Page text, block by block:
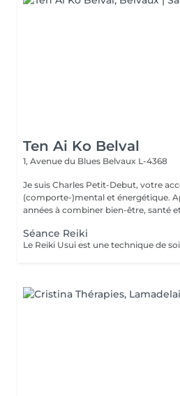
Ten Ai Ko Belval
1, Avenue du Blues Belvaux L-4368
Je suis Charles Petit-Debut, votre
(comporte-)mental et énergétique.
années à combiner bien-être, santé
Séance Reiki